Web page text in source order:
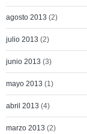
agosto 2013 (2)
julio 2013 (2)
junio 2013 (3)
mayo 2013 (1)
abril 2013 (4)
marzo 2013 (2)